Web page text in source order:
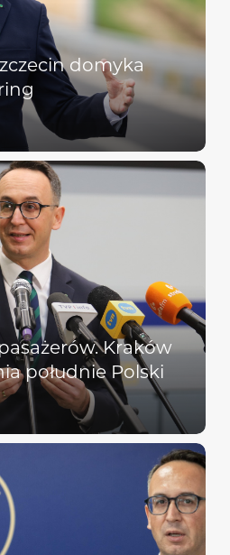
domyka
Kraków
południe Polski